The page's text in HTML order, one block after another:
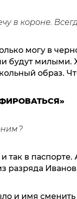
в короне.
могу в
будут
образ.
так в
разряда
и имя